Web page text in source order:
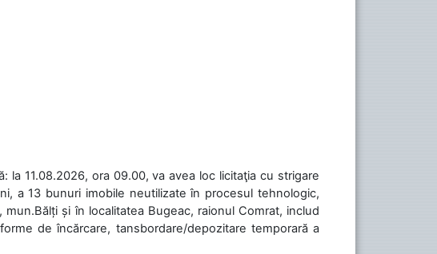
la 11.08.2026, ora 09.00, va avea loc licitaţia cu strigare
a 13 bunuri imobile neutilizate în procesul tehnologic,
și în localitatea Bugeac, raionul Comrat, includ
de încărcare, tansbordare/depozitare temporară a